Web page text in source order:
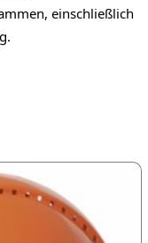
einschließlich